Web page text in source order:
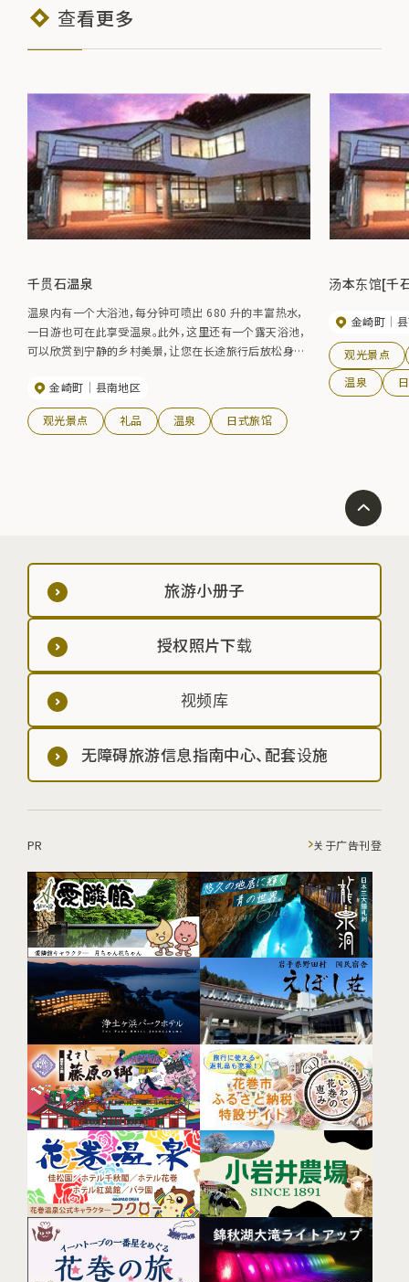
查看更多
千贯石温泉
温泉内有一个大浴池，每分钟可喷出 680 升的丰富热水，
一日游也可在此享受温泉。此外，这里还有一个露天浴池，
可以欣赏到宁静的乡村美景，让您在长途旅行后放松身
金崎町
县南地区
观光景点 礼品 温泉 日式旅馆
汤本东馆[千
金崎町
观光景点
温泉
旅游小册子
授权照片下载
视频库
无障碍旅游信息指南中心、配套设施
PR 关于广告刊登